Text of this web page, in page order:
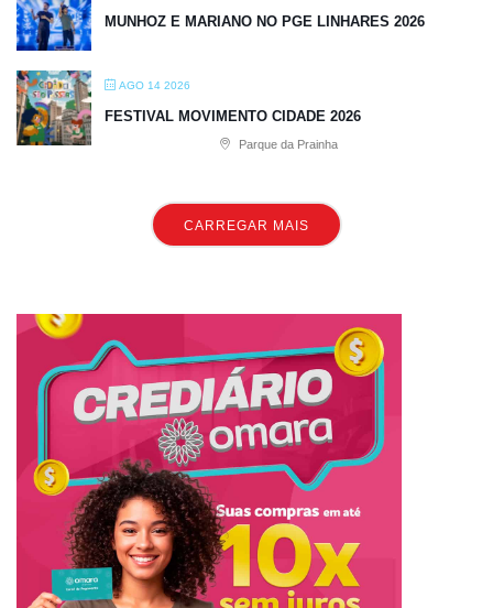
MUNHOZ E MARIANO NO PGE LINHARES 2026
AGO 14 2026
FESTIVAL MOVIMENTO CIDADE 2026
Parque da Prainha
CARREGAR MAIS